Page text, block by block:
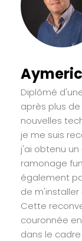
Diplômé
après plus
nouvelles
je me suis
j'ai obtenu un
ramonage
également
de m'installer
Cette
couronnée
dans le cadre